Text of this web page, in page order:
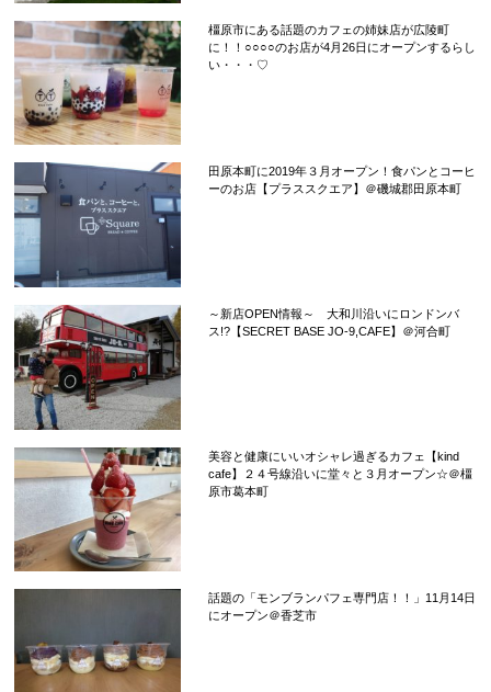
橿原市にある話題のカフェの姉妹店が広陵町
に！！○○○○のお店が4月26日にオープンするらし
い・・・♡
田原本町に2019年３月オープン！食パンとコーヒ
ーのお店【プラススクエア】＠磯城郡田原本町
～新店OPEN情報～ 大和川沿いにロンドンバ
ス!?【SECRET BASE JO-9,CAFE】＠河合町
美容と健康にいいオシャレ過ぎるカフェ【kind
cafe】２４号線沿いに堂々と３月オープン☆＠橿
原市葛本町
話題の「モンブランパフェ専門店！！」11月14日
にオープン＠香芝市